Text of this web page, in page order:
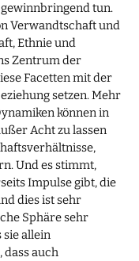
tun.
Verwandtschaft und
Ethnie und
Zentrum der
Facetten mit der
setzen. Mehr
können in
Acht zu lassen
Und es stimmt,
Impulse gibt, die
dies ist sehr
Sphäre sehr
sie allein
dass auch